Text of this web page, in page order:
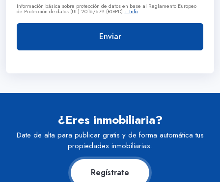
Información básica sobre protección de datos en base al Reglamento Europeo
de Protección de datos (UE) 2016/679 (RGPD)+ Info
¿Eres inmobiliaria?
Date de alta para publicar gratis y de forma automática tus
propiedades inmobiliarias.
Regístrate